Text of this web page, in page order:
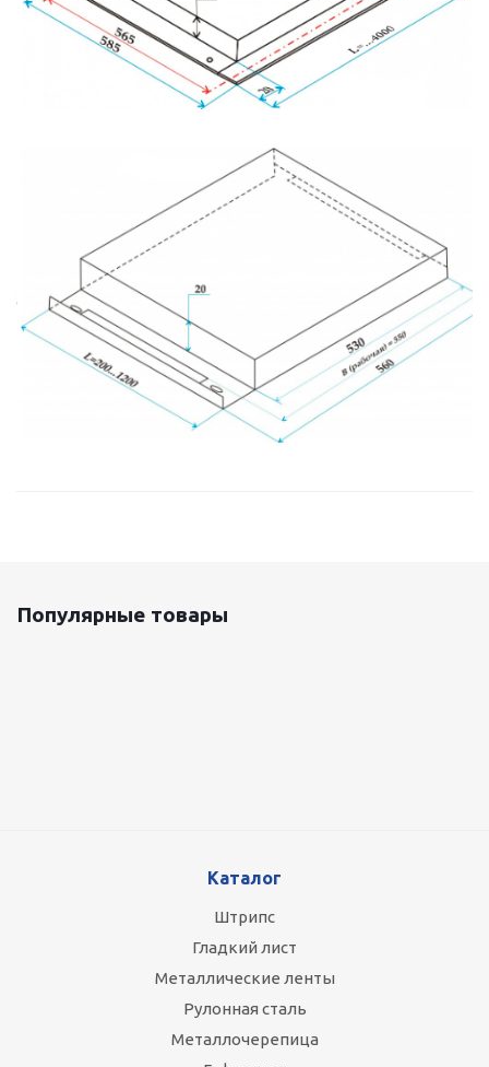
Популярные товары
Каталог
Штрипс
Гладкий лист
Металлические ленты
Рулонная сталь
Металлочерепица